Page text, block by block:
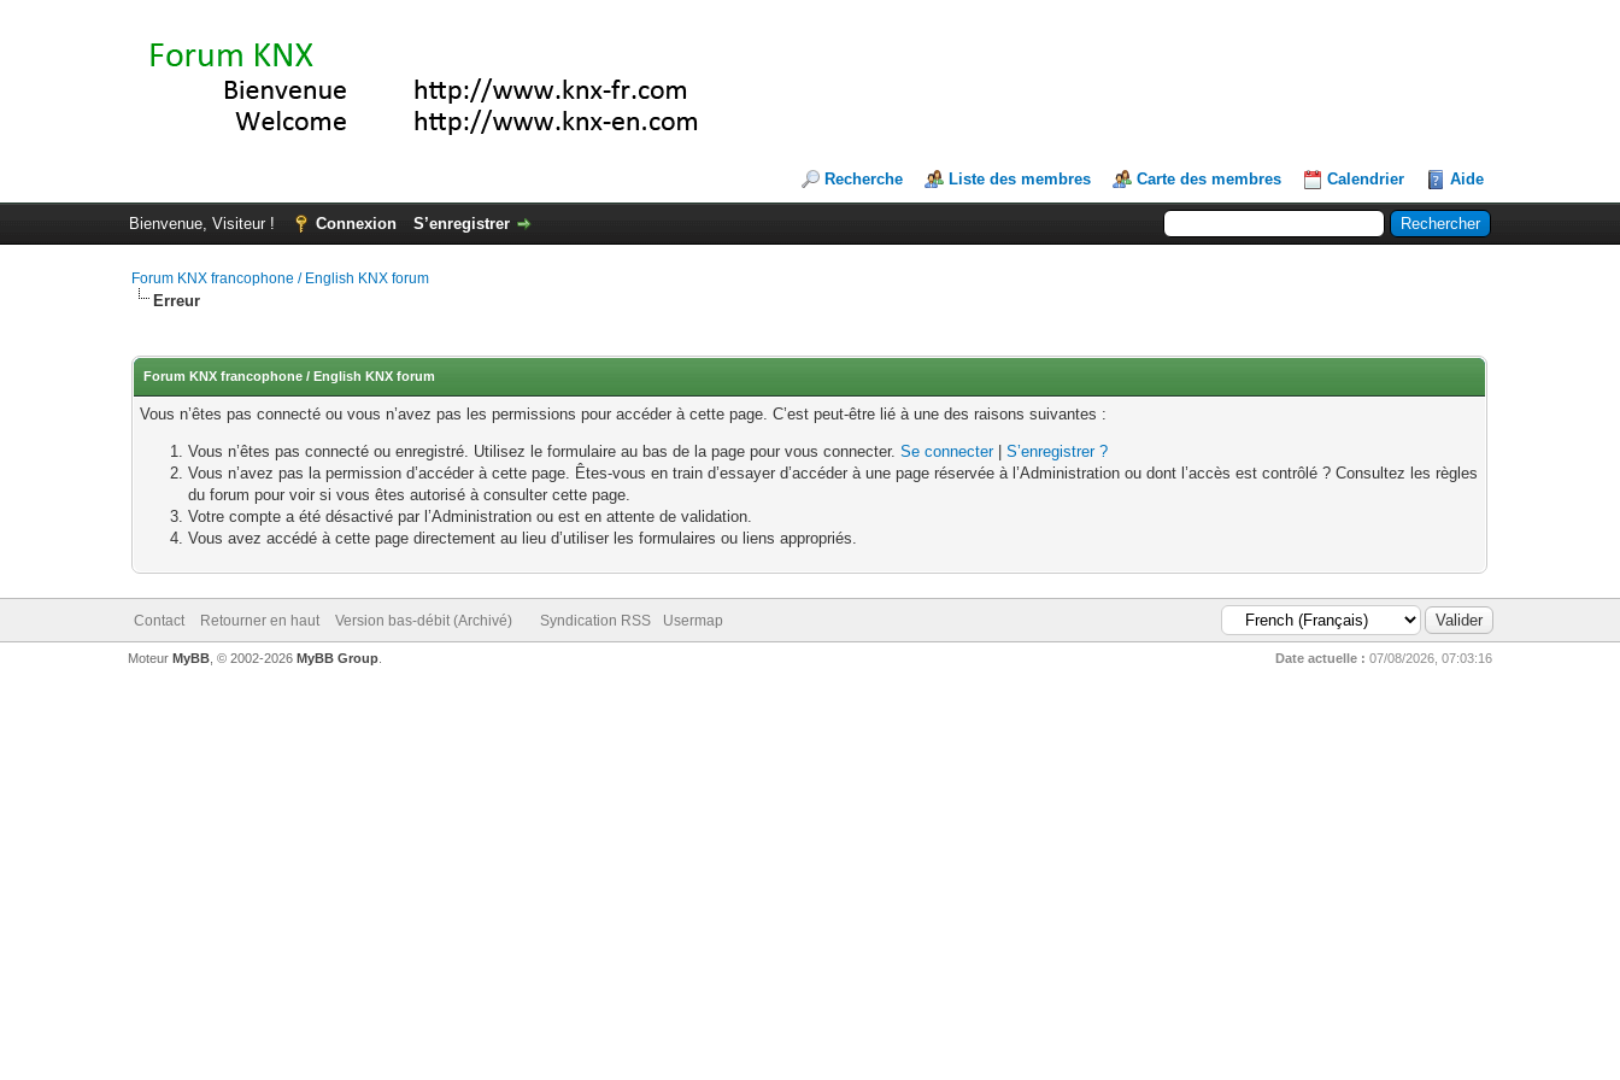
Recherche Liste des membres Carte des membres Calendrier Aide
Bienvenue, Visiteur ! Connexion S’enregistrer
Forum KNX francophone / English KNX forum
Erreur
Forum KNX francophone / English KNX forum
Vous n’êtes pas connecté ou vous n’avez pas les permissions pour accéder à cette page. C’est peut-être lié à une des raisons suivantes :
Vous n’êtes pas connecté ou enregistré. Utilisez le formulaire au bas de la page pour vous connecter.Se connecter|S’enregistrer ?
Vous n’avez pas la permission d’accéder à cette page. Êtes-vous en train d’essayer d’accéder à une page réservée à l’Administration ou dont l’accès est contrôlé ? Consultez les règles
du forum pour voir si vous êtes autorisé à consulter cette page.
Votre compte a été désactivé par l’Administration ou est en attente de validation.
Vous avez accédé à cette page directement au lieu d’utiliser les formulaires ou liens appropriés.
Contact Retourner en haut Version bas-débit (Archivé) Syndication RSS Usermap
Date actuelle : 07/08/2026, 07:03:16
Moteur MyBB, © 2002-2026 MyBB Group.